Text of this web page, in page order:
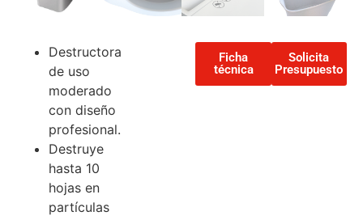
Destructora
de uso
moderado
con diseño
profesional.
Destruye
hasta 10
hojas en
partículas
Ficha
técnica
Solicita
Presupuesto